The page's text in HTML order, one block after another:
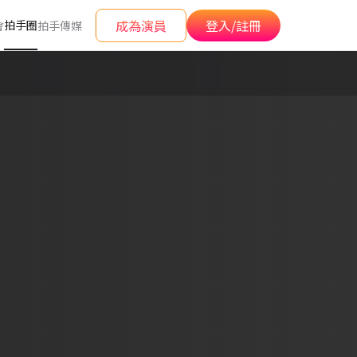
拍手圈拍手傳媒 成為演員 登入/註冊